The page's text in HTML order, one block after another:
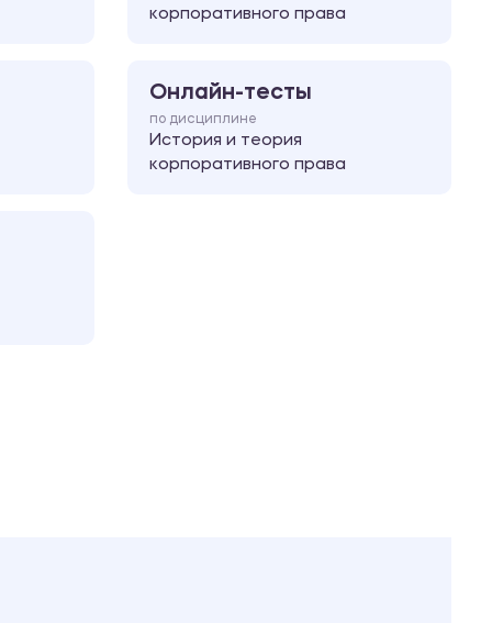
корпоративного права
Онлайн-тесты
по дисциплине
История и теория
корпоративного права